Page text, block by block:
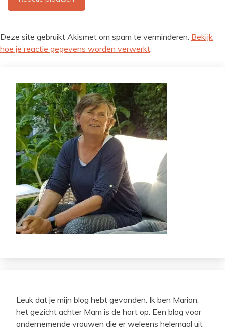
Deze site gebruikt Akismet om spam te verminderen. Bekijk
hoe je reactie gegevens worden verwerkt
Leuk dat je mijn blog hebt gevonden. Ik ben Marion:
het gezicht achter Mam is de hort op. Een blog voor
ondernemende vrouwen die er weleens helemaal uit